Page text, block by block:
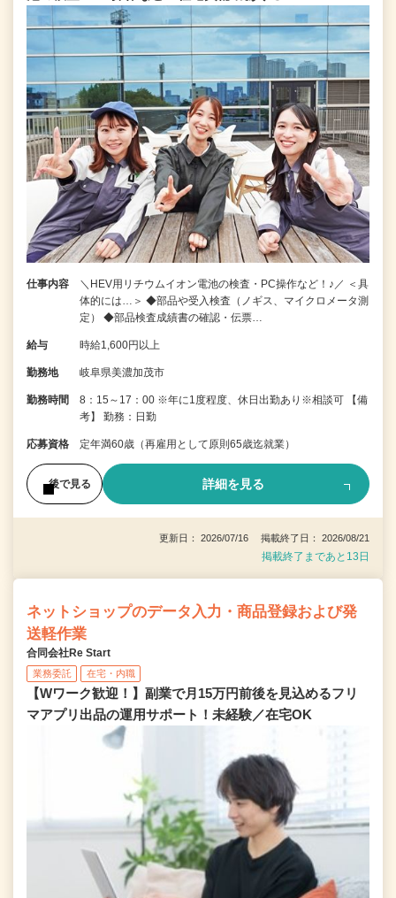
仕事内容
＼HEV用リチウムイオン電池の検査・PC操作など！♪／ ＜具
体的には…＞ ◆部品や受入検査（ノギス、マイクロメータ測
定） ◆部品検査成績書の確認・伝票…
給与 時給1,600円以上
勤務地 岐阜県美濃加茂市
勤務時間
8：15～17：00 ※年に1度程度、休日出勤あり※相談可 【備
考】 勤務：日勤
応募資格 定年満60歳（再雇用として原則65歳迄就業）
後で見る 詳細を見る
更新日： 2026/07/16 掲載終了日： 2026/08/21
掲載終了まであと13日
ネットショップのデータ入力・商品登録および発
送軽作業
合同会社Re Start
業務委託 在宅・内職
【Wワーク歓迎！】副業で月15万円前後を見込めるフリ
マアプリ出品の運用サポート！未経験／在宅OK